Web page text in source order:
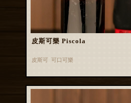
皮斯可樂 Piscola
皮斯可 可口可樂